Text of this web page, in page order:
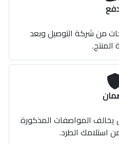
من شركة التوصيل وبعد
المنتج.
يخالف المواصفات المذكورة